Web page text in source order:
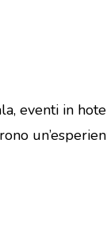
eventi in